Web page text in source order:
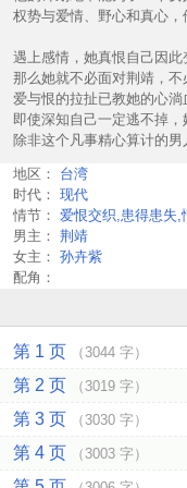
权势与爱情、野心和真心，
遇上感情，她真恨自己因此
那么她就不必面对荆靖，不
爱与恨的拉扯已教她的心淌
即使深知自己一定逃不掉
除非这个凡事精心算计的
地区：
台湾
时代： 现代
情节： 爱恨交织,患得患失,
男主： 荆靖
女主： 孙卉紫
配角：
第 1 页 （3044 字）
第 2 页 （3019 字）
第 3 页 （3030 字）
第 4 页 （3003 字）